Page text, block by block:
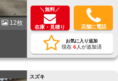
12枚
＼無料／
在庫・見積り 店舗に電話
お気に入り追加
現在 6人が追加済
スズキ